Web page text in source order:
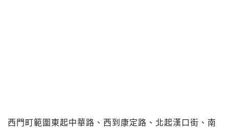
西門町範圍東起中華路、西到康定路、北起漢口街、南